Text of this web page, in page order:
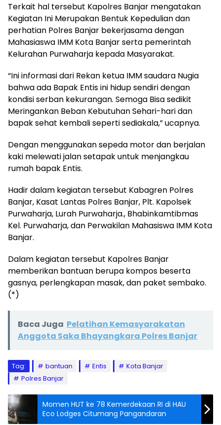
Terkait hal tersebut Kapolres Banjar mengatakan
Kegiatan Ini Merupakan Bentuk Kepedulian dan
perhatian Polres Banjar bekerjasama dengan
Mahasiaswa IMM Kota Banjar serta pemerintah
Kelurahan Purwaharja kepada Masyarakat.
“Ini informasi dari Rekan ketua IMM saudara Nugia
bahwa ada Bapak Entis ini hidup sendiri dengan
kondisi serban kekurangan. Semoga Bisa sedikit
Meringankan Beban Kebutuhan Sehari-hari dan
bapak sehat kembali seperti sediakala,” ucapnya.
Dengan menggunakan sepeda motor dan berjalan
kaki melewati jalan setapak untuk menjangkau
rumah bapak Entis.
Hadir dalam kegiatan tersebut Kabagren Polres
Banjar, Kasat Lantas Polres Banjar, Plt. Kapolsek
Purwaharja, Lurah Purwaharja., Bhabinkamtibmas
Kel. Purwaharja, dan Perwakilan Mahasiswa IMM Kota
Banjar.
Dalam kegiatan tersebut Kapolres Banjar
memberikan bantuan berupa kompos beserta
gasnya, perlengkapan masak, dan paket sembako.
(*)
Baca Juga Pelatihan Kemasyarakatan
Anggota Saka Bhayangkara Polres Banjar
Tag: bantuan Entis
Kota Banjar
Polres Banjar
Momen HUT ke 78 Kemerdekaan RI di HAU
Eco Lodges Citumang Pangandaran